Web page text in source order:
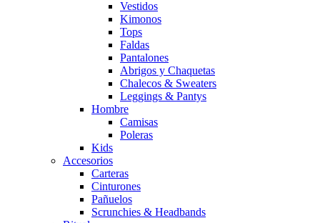
Vestidos
Kimonos
Tops
Faldas
Pantalones
Abrigos y Chaquetas
Chalecos & Sweaters
Leggings & Pantys
Hombre
Camisas
Poleras
Kids
Accesorios
Carteras
Cinturones
Pañuelos
Scrunchies & Headbands